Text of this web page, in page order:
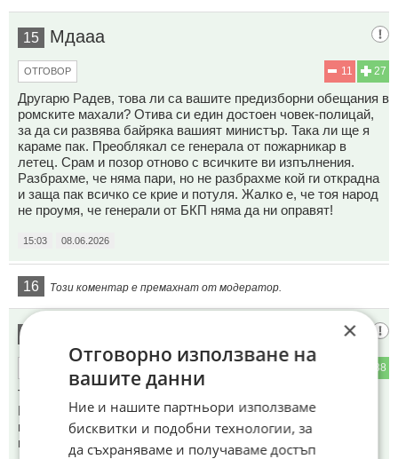
15 Мдааа
27
11
ОТГОВОР
Другарю Радев, това ли са вашите предизборни обещания в
ромските махали? Отива си един достоен човек-полицай,
за да си развява байряка вашият министър. Така ли ще я
караме пак. Преоблякал се генерала от пожарникар в
летец. Срам и позор отново с всичките ви изпълнения.
Разбрахме, че няма пари, но не разбрахме кой ги открадна
и заща пак всичко се крие и потуля. Жалко е, че тоя народ
не проумя, че генерали от БКП няма да ни оправят!
15:03 08.06.2026
16 Този коментар е премахнат от модератор.
38
Това не са джигити - това са сутеньорите от бандата на
Калашниците, които пребиваха студентки в Студентски
град, и които не бяха осъдени от булгурския съд! Това са
новите мутри на властта в булгаристанско.
×
Отговорно използване на
вашите данни
Ние и нашите партньори използваме
бисквитки и подобни технологии, за
да съхраняваме и получаваме достъп